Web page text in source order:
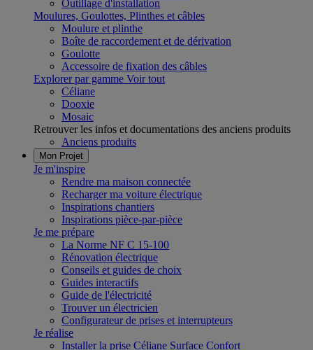
Outillage d'installation
Moulures, Goulottes, Plinthes et câbles
Moulure et plinthe
Boîte de raccordement et de dérivation
Goulotte
Accessoire de fixation des câbles
Explorer par gamme Voir tout
Céliane
Dooxie
Mosaic
Retrouver les infos et documentations des anciens produits
Anciens produits
Mon Projet
Je m'inspire
Rendre ma maison connectée
Recharger ma voiture électrique
Inspirations chantiers
Inspirations pièce-par-pièce
Je me prépare
La Norme NF C 15-100
Rénovation électrique
Conseils et guides de choix
Guides interactifs
Guide de l'électricité
Trouver un électricien
Configurateur de prises et interrupteurs
Je réalise
Installer la prise Céliane Surface Confort